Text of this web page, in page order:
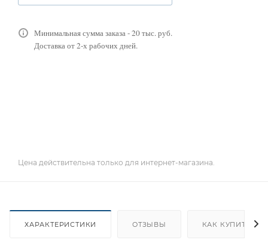
Минимальная сумма заказа - 20 тыс. руб.
Доставка от 2-х рабочих дней.
Цена действительна только для интернет-магазина.
ХАРАКТЕРИСТИКИ ОТЗЫВЫ КАК КУПИТЬ